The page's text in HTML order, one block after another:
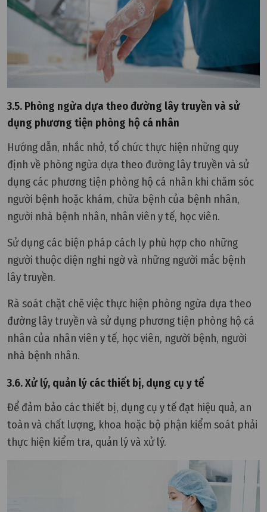
3.5. Phòng ngừa dựa theo đường lây truyền và sử
dụng phương tiện phòng hộ cá nhân
Hướng dẫn, nhắc nhở, tổ chức thực hiện những quy
định về phòng ngừa dựa theo đường lây truyền và sử
dụng các phương tiện phòng hộ cá nhân khi chăm sóc
người bệnh hoặc khám, chữa bệnh của bệnh nhân,
người nhà bệnh nhân, nhân viên y tế, học viên.
Sử dụng các biện pháp cách ly phù hợp cho những
người thuộc diện nghi ngờ và những người mắc bệnh
lây truyền.
Rà soát chặt chẽ việc thực hiện phòng ngừa dựa theo
đường lây truyền và sử dụng phương tiện phòng hộ cá
nhân của nhân viên y tế, học viên, người bệnh, người
nhà bệnh nhân.
3.6. Xử lý, quản lý các thiết bị, dụng cụ y tế
Để đảm bảo các thiết bị, dụng cụ y tế đạt hiệu quả, an
toàn và chất lượng, khoa hoặc bộ phận kiểm soát phải
thực hiện kiểm tra, quản lý và xử lý.